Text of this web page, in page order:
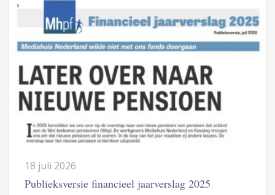
18 juli 2026
Publieksversie financieel jaarverslag 2025